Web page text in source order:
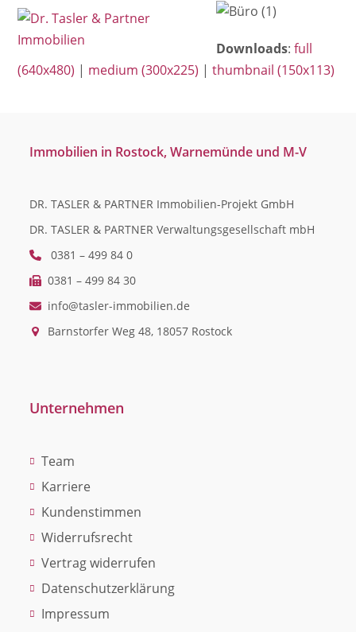
SkipOpen
mobile
menu
Close
mobile
menu
Downloads:full
(640x480) | medium (300x225) |thumbnail (150x113)
Immobilien in Rostock, Warnemünde und M-V
DR. TASLER & PARTNER Immobilien-Projekt GmbH
DR. TASLER & PARTNER Verwaltungsgesellschaft mbH
0381 – 499 84 0
0381 – 499 84 30
info@tasler-immobilien.de
Barnstorfer Weg 48, 18057 Rostock
Unternehmen
Team
Karriere
Kundenstimmen
Widerrufsrecht
Vertrag widerrufen
Datenschutzerklärung
Impressum